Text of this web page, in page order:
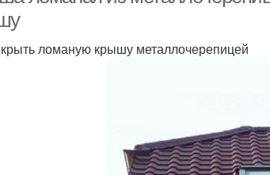
ломаную крышу металлочерепицей